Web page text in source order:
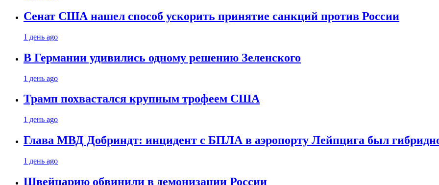
Сенат США нашел способ ускорить принятие санкций против России
1 день ago
В Германии удивились одному решению Зеленского
1 день ago
Трамп похвастался крупным трофеем США
1 день ago
Глава МВД Добриндт: инцидент с БПЛА в аэропорту Лейпцига был
1 день ago
Швейцарию обвинили в демонизации России